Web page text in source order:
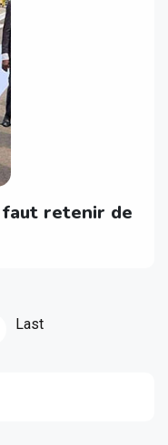
faut retenir de
Last